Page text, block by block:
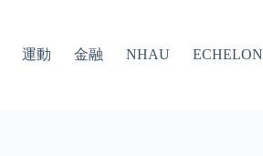
運動 金融 NHAU ECHELON